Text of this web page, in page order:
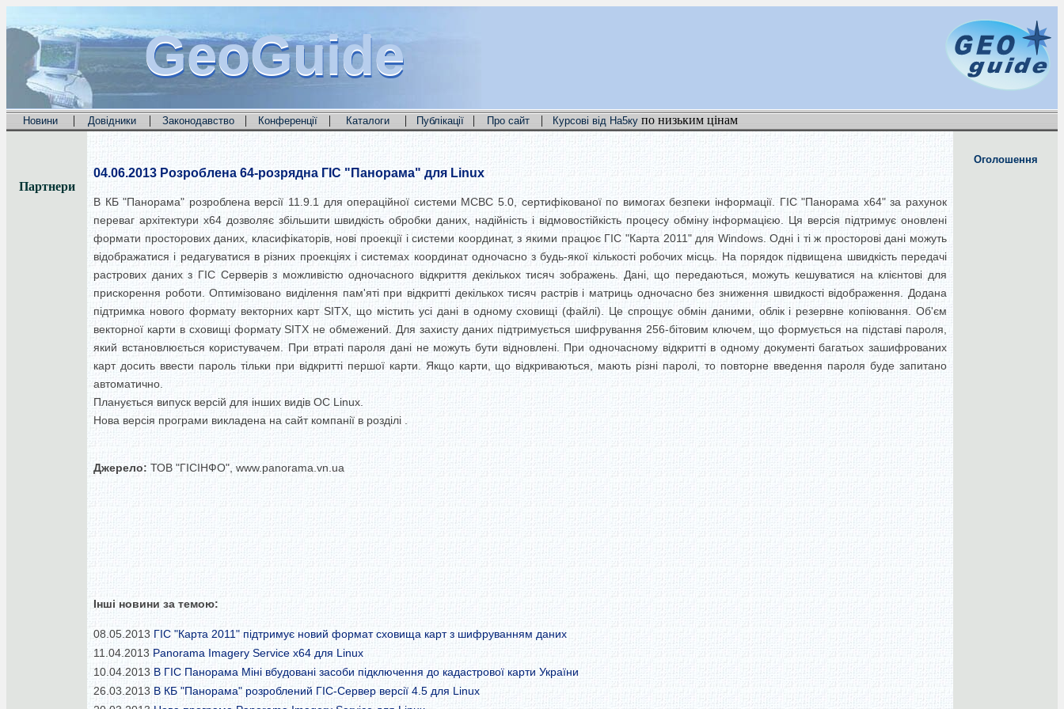
GeoGuide
GeoGuide
GeoGuide
Новини | Довідники | Законодавство | Конференції | Каталоги | Публікації | Про сайт | Курсові від На5ку по низьким цінам
Партнери
04.06.2013 Розроблена 64-розрядна ГІС "Панорама" для Linux
В КБ "Панорама" розроблена версії 11.9.1 для операційної системи МСВС 5.0, сертифікованої по вимогах безпеки інформації. ГІС "Панорама x64" за рахунок
переваг архітектури x64 дозволяє збільшити швидкість обробки даних, надійність і відмовостійкість процесу обміну інформацією. Ця версія підтримує оновлені
формати просторових даних, класифікаторів, нові проекції і системи координат, з якими працює ГІС "Карта 2011" для Windows. Одні і ті ж просторові дані можуть
відображатися і редагуватися в різних проекціях і системах координат одночасно з будь-якої кількості робочих місць. На порядок підвищена швидкість передачі
растрових даних з ГІС Серверів з можливістю одночасного відкриття декількох тисяч зображень. Дані, що передаються, можуть кешуватися на клієнтові для
прискорення роботи. Оптимізовано виділення пам'яті при відкритті декількох тисяч растрів і матриць одночасно без зниження швидкості відображення. Додана
підтримка нового формату векторних карт SITX, що містить усі дані в одному сховищі (файлі). Це спрощує обмін даними, облік і резервне копіювання. Об'єм
векторної карти в сховищі формату SITX не обмежений. Для захисту даних підтримується шифрування 256-бітовим ключем, що формується на підставі пароля,
який встановлюється користувачем. При втраті пароля дані не можуть бути відновлені. При одночасному відкритті в одному документі багатьох зашифрованих
карт досить ввести пароль тільки при відкритті першої карти. Якщо карти, що відкриваються, мають різні паролі, то повторне введення пароля буде запитано
автоматично.
Планується випуск версій для інших видів ОС Linux.
Нова версія програми викладена на сайт компанії в розділі .
Джерело: ТОВ "ГІСІНФО", www.panorama.vn.ua
Інші новини за темою:
08.05.2013 ГІС "Карта 2011" підтримує новий формат сховища карт з шифруванням даних
11.04.2013 Panorama Imagery Service x64 для Linux
10.04.2013 В ГІС Панорама Міні вбудовані засоби підключення до кадастрової карти України
26.03.2013 В КБ "Панорама" розроблений ГІС-Сервер версії 4.5 для Linux
Оголошення